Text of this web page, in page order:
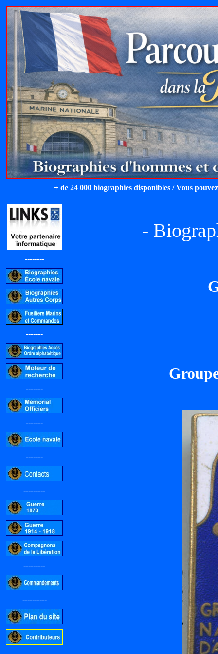
+ de 24 000 biographies disponibles / Vous
--------
-------
-------
-------
-------
---------
---------
----------
-